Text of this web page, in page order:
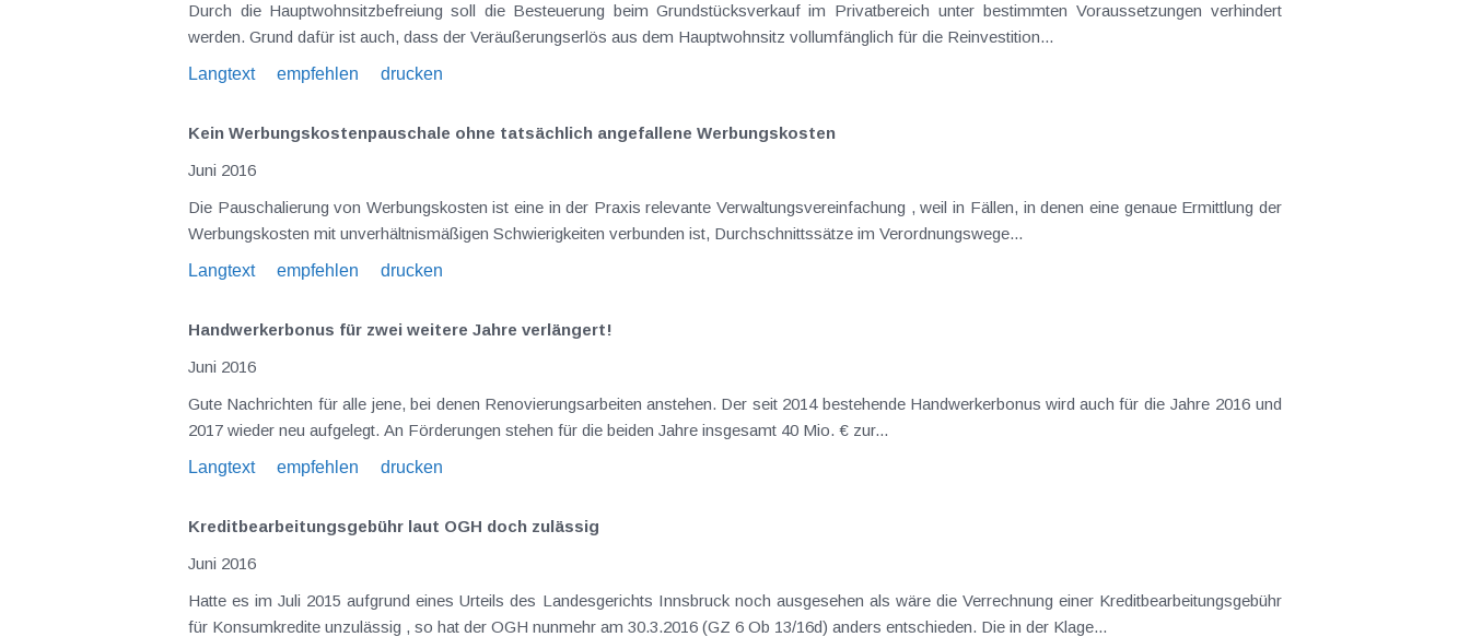
Durch die Hauptwohnsitzbefreiung soll die Besteuerung beim Grundstücksverkauf im Privatbereich unter bestimmten Voraussetzungen verhindert
werden. Grund dafür ist auch, dass der Veräußerungserlös aus dem Hauptwohnsitz vollumfänglich für die Reinvestition...
Langtext
empfehlen drucken
Kein Werbungskostenpauschale ohne tatsächlich angefallene Werbungskosten
Juni 2016
Die Pauschalierung von Werbungskosten ist eine in der Praxis relevante Verwaltungsvereinfachung , weil in Fällen, in denen eine genaue Ermittlung der
Werbungskosten mit unverhältnismäßigen Schwierigkeiten verbunden ist, Durchschnittssätze im Verordnungswege...
Langtext
empfehlen drucken
Handwerkerbonus für zwei weitere Jahre verlängert!
Juni 2016
Gute Nachrichten für alle jene, bei denen Renovierungsarbeiten anstehen. Der seit 2014 bestehende Handwerkerbonus wird auch für die Jahre 2016 und
2017 wieder neu aufgelegt. An Förderungen stehen für die beiden Jahre insgesamt 40 Mio. € zur...
Langtext
empfehlen drucken
Kreditbearbeitungsgebühr laut OGH doch zulässig
Juni 2016
Hatte es im Juli 2015 aufgrund eines Urteils des Landesgerichts Innsbruck noch ausgesehen als wäre die Verrechnung einer Kreditbearbeitungsgebühr
für Konsumkredite unzulässig , so hat der OGH nunmehr am 30.3.2016 (GZ 6 Ob 13/16d) anders entschieden. Die in der Klage...